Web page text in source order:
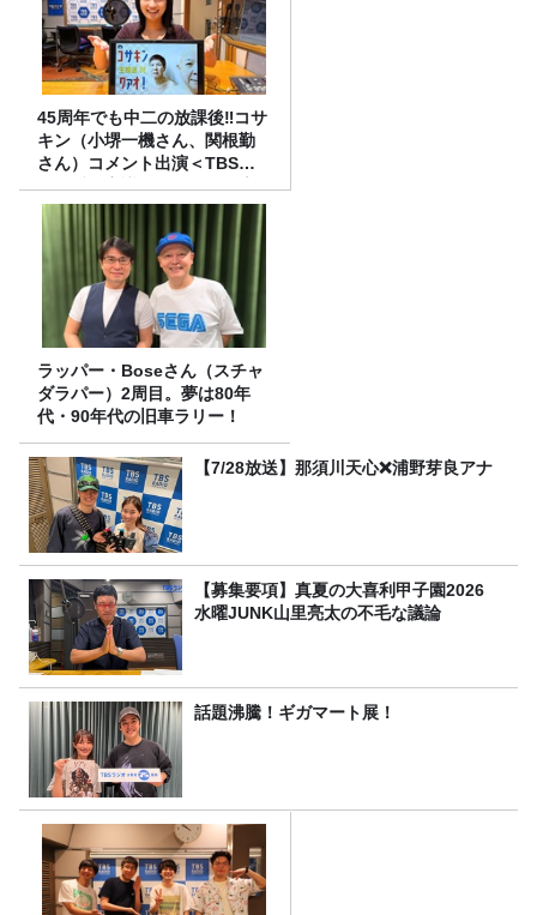
45周年でも中二の放課後‼コサ
キン（小堺一機さん、関根勤
さん）コメント出演＜TBSラ
ジオ番組審議会からのご報告
＞
ラッパー・Boseさん（スチャ
ダラパー）2周目。夢は80年
代・90年代の旧車ラリー！
【7/28放送】那須川天心❌浦野芽良アナ
【募集要項】真夏の大喜利甲子園2026
水曜JUNK山里亮太の不毛な議論
話題沸騰！ギガマート展！